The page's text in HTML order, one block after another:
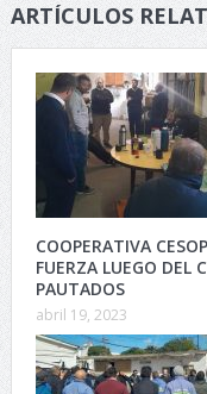
ARTÍCULOS
COOPERATIVA
FUERZA LUEGO DEL
PAUTADOS
abril 19, 2023